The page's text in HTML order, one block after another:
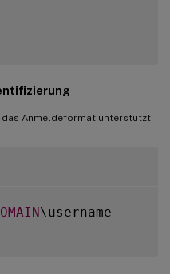
das Anmeldeformat unterstützt
\username